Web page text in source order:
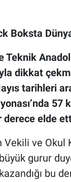
Boksta
Teknik
dikkat
tarihleri
derece elde
Vekili ve
gurur
bu